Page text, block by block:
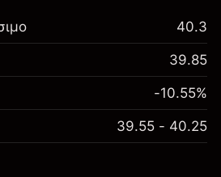
40.3
39.85
-10.55%
39.55 - 40.25